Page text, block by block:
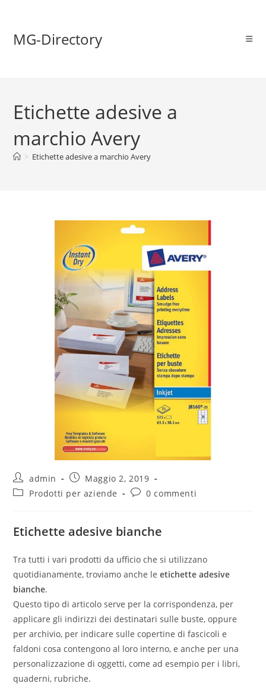
MG-Directory
Etichette adesive a
marchio Avery
> Etichette adesive a marchio Avery
admin
Maggio 2, 2019
Prodotti per aziende
0 commenti
Etichette adesive bianche
Tra tutti i vari prodotti da ufficio che si utilizzano
quotidianamente, troviamo anche leetichette adesive
bianche.
Questo tipo di articolo serve per la corrispondenza, per
applicare gli indirizzi dei destinatari sulle buste, oppure
per archivio, per indicare sulle copertine di fascicoli e
faldoni cosa contengono al loro interno, e anche per una
personalizzazione di oggetti, come ad esempio per i libri,
quaderni, rubriche.